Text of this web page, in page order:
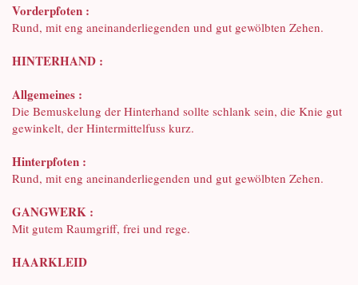
Vorderpfoten :
Rund, mit eng aneinanderliegenden und gut gewölbten Zehen.
HINTERHAND :
Allgemeines :
Die Bemuskelung der Hinterhand sollte schlank sein, die Knie gut
gewinkelt, der Hintermittelfuss kurz.
Hinterpfoten :
Rund, mit eng aneinanderliegenden und gut gewölbten Zehen.
GANGWERK :
Mit gutem Raumgriff, frei und rege.
HAARKLEID